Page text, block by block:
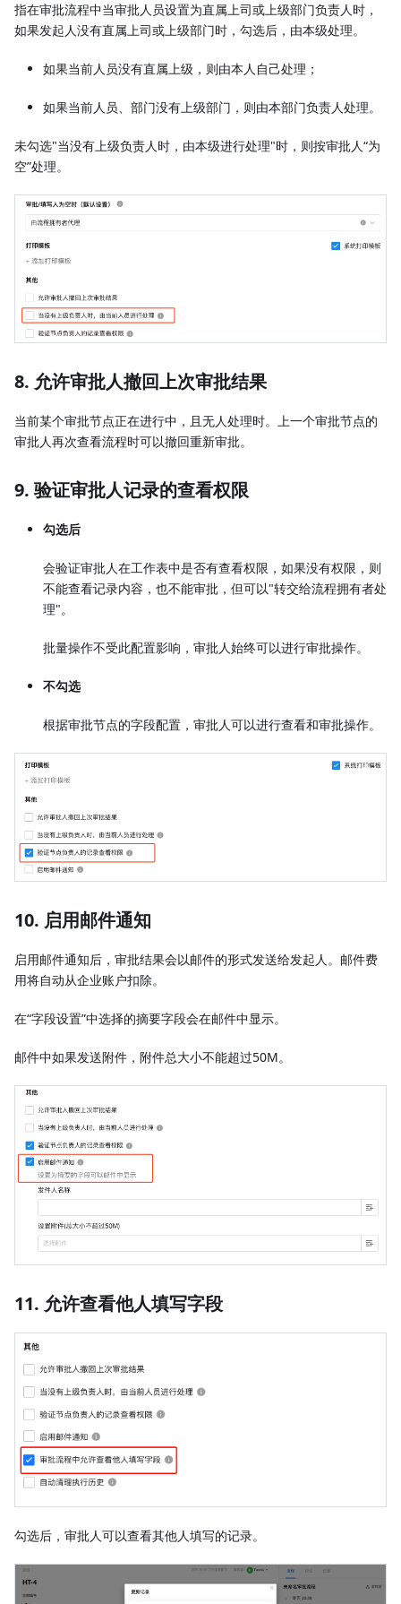
指在审批流程中当审批人员设置为直属上司或上级部门负责人时，
如果发起人没有直属上司或上级部门时，勾选后，由本级处理。
如果当前人员没有直属上级，则由本人自己处理；
如果当前人员、部门没有上级部门，则由本部门负责人处理。
未勾选"当没有上级负责人时，由本级进行处理"时，则按审批人“为
空”处理。
8. 允许审批人撤回上次审批结果
当前某个审批节点正在进行中，且无人处理时。上一个审批节点的
审批人再次查看流程时可以撤回重新审批。
9. 验证审批人记录的查看权限
勾选后
会验证审批人在工作表中是否有查看权限，如果没有权限，则
不能查看记录内容，也不能审批，但可以"转交给流程拥有者处
理"。
批量操作不受此配置影响，审批人始终可以进行审批操作。
不勾选
根据审批节点的字段配置，审批人可以进行查看和审批操作。
10. 启用邮件通知
启用邮件通知后，审批结果会以邮件的形式发送给发起人。邮件费
用将自动从企业账户扣除。
在“字段设置”中选择的摘要字段会在邮件中显示。
邮件中如果发送附件，附件总大小不能超过50M。
11. 允许查看他人填写字段
勾选后，审批人可以查看其他人填写的记录。